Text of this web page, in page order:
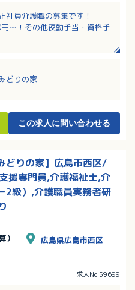
社員介護職の募集です！
～！その他夜勤手当・資格手
どりの家
この求人に問い合わせる
どりの家】広島市西区/
援専門員,介護福祉士,介
2級）,介護職員実務者研
） 広島県広島市西区
求人No.59699